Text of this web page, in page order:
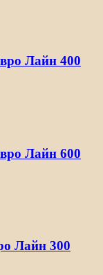
Лайн 400
Лайн 600
Лайн 300